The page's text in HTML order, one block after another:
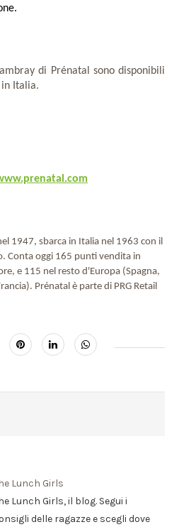
di Prénatal sono disponibili
Italia.
1947, sbarca in Italia nel 1963 con il
Conta oggi 165 punti vendita in
e 115 nel resto d'Europa (Spagna,
Prénatal è parte di PRG Retail
Lunch Girls
Lunch Girls, il blog. Segui i
delle ragazze e scegli dove